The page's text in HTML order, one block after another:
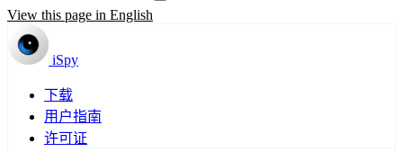
View this page in English
iSpy
下载
用户指南
许可证